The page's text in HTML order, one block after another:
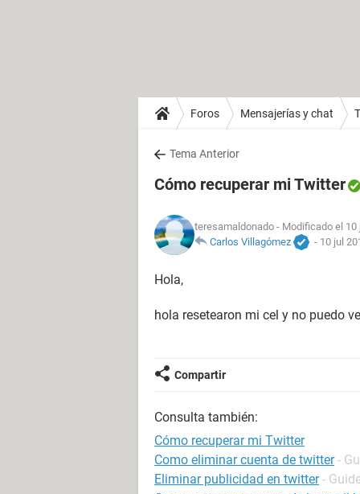
Foros Mensajerías y chat
Tema Anterior
Cómo recuperar mi Twitter
teresamaldonado - Modificado el 10
Carlos Villagómez
- 10 jul
Hola,
hola resetearon mi cel y no puedo
Compartir
Consulta también:
Cómo recuperar mi Twitter
Como eliminar cuenta de twitter -
Eliminar publicidad en twitter -